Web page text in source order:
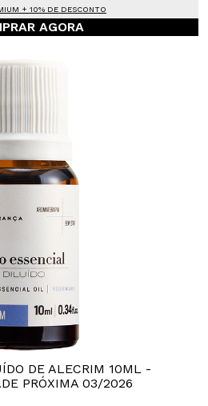
+ 10% DE DESCONTO
AGORA
DE ALECRIM 10ML -
PRÓXIMA 03/2026